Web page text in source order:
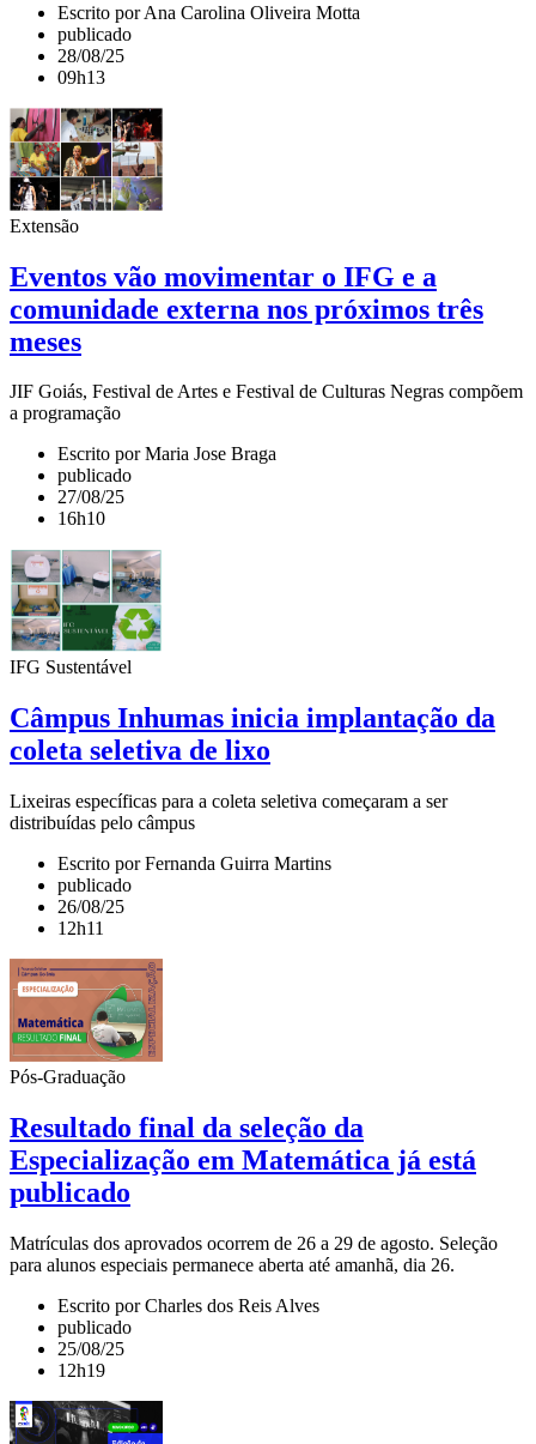
Escrito por Ana Carolina Oliveira Motta
publicado
28/08/25
09h13
Extensão
Eventos vão movimentar o IFG e a
comunidade externa nos próximos três
meses
JIF Goiás, Festival de Artes e Festival de Culturas Negras compõem
a programação
Escrito por Maria Jose Braga
publicado
27/08/25
16h10
IFG Sustentável
Câmpus Inhumas inicia implantação da
coleta seletiva de lixo
Lixeiras específicas para a coleta seletiva começaram a ser
distribuídas pelo câmpus
Escrito por Fernanda Guirra Martins
publicado
26/08/25
12h11
Pós-Graduação
Resultado final da seleção da
Especialização em Matemática já está
publicado
Matrículas dos aprovados ocorrem de 26 a 29 de agosto. Seleção
para alunos especiais permanece aberta até amanhã, dia 26.
Escrito por Charles dos Reis Alves
publicado
25/08/25
12h19